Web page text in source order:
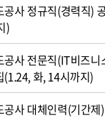
공사 정규직(경력직)
)
공사 전문직(IT비즈
(1.24, 화, 14시까지)
공사 대체인력(기간